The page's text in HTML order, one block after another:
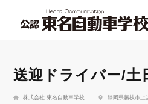
送迎ドライバー/土
株式会社 東名自動車学校 静岡県藤枝市上